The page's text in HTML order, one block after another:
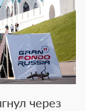
через